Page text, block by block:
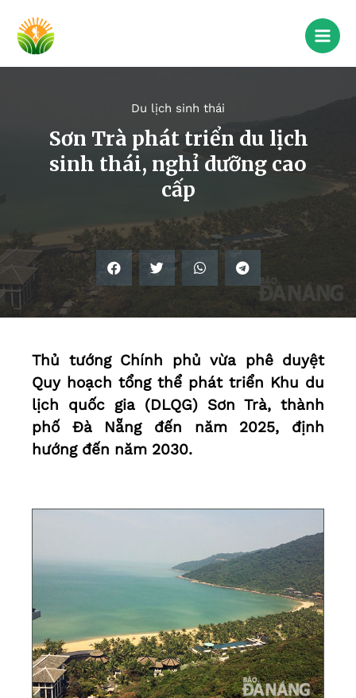
Du lịch sinh thái
Sơn Trà phát triển du lịch
sinh thái, nghỉ dưỡng cao
cấp
Thủ tướng Chính phủ vừa phê duyệt
Quy hoạch tổng thể phát triển Khu du
lịch quốc gia (DLQG) Sơn Trà, thành
phố Đà Nẵng đến năm 2025, định
hướng đến năm 2030.